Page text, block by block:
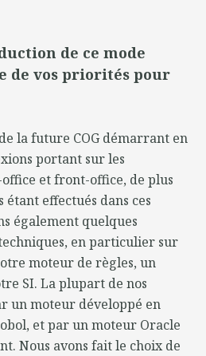
de ce mode
de vos priorités pour
la future COG démarrant en
portant sur les
et front-office, de plus
effectués dans ces
également quelques
en particulier sur
moteur de règles, un
SI. La plupart de nos
un moteur développé en
et par un moteur Oracle
Nous avons fait le choix de